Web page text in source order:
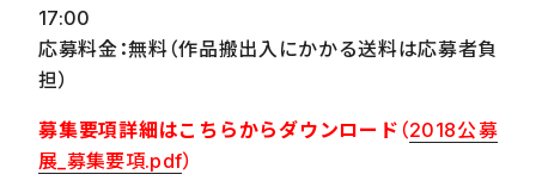
17:00
応募料金：無料（作品搬出入にかかる送料は応募者負
担）
募集要項詳細はこちらからダウンロード （2018公募
展 募集要項.pdf）